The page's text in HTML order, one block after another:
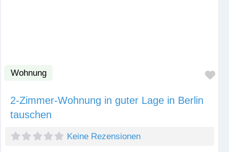
Wohnung
2-Zimmer-Wohnung in guter Lage in Berlin
tauschen
Keine Rezensionen